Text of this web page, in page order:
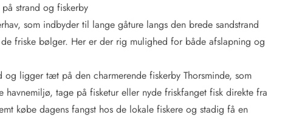
strand og fiskerby
som indbyder til lange gåture langs den brede sandstrand
friske bølger. Her er der rig mulighed for både afslapning og
ligger tæt på den charmerende fiskerby Thorsminde, som
tage på fisketur eller nyde friskfanget fisk direkte fra
købe dagens fangst hos de lokale fiskere og stadig få en